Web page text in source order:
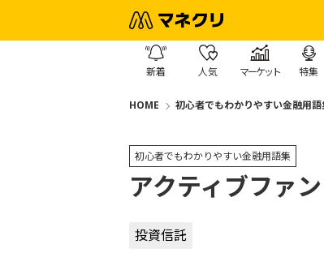
新着 人気 マーケット 特集
HOME 初心者でもわかりやすい金融用語
初心者でもわかりやすい金融用語集
アクティブファ
投資信託